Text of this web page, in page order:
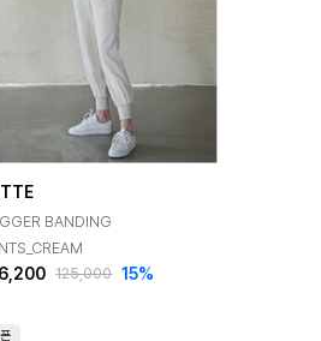
BANDING
125,000 15%